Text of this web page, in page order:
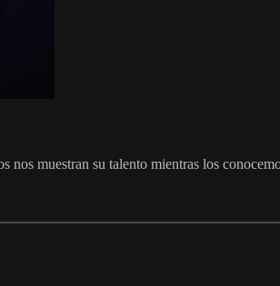
nos muestran su talento mientras los